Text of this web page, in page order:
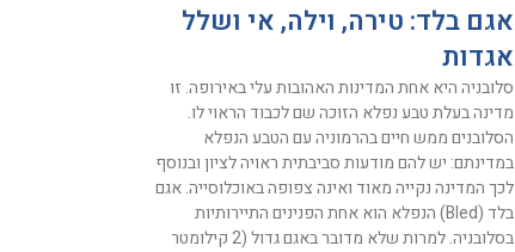
אגם בלד: טירה, וילה, אי ושלל
אגדות
סלובניה היא אחת המדינות האהובות עלי באירופה. זו
מדינה בעלת טבע נפלא הזוכה שם לכבוד הראוי לו.
הסלובנים ממש חיים בהרמוניה עם הטבע הנפלא
במדינתם: יש להם מודעות סביבתית ראויה לציון ובנוסף
לכך המדינה נקייה מאוד ואינה צפופה באוכלוסייה. אגם
בלד (Bled) הנפלא הוא אחת הפנינים התיירותיות
בסלובניה. למרות שלא מדובר באגם גדול (2 קילומטר